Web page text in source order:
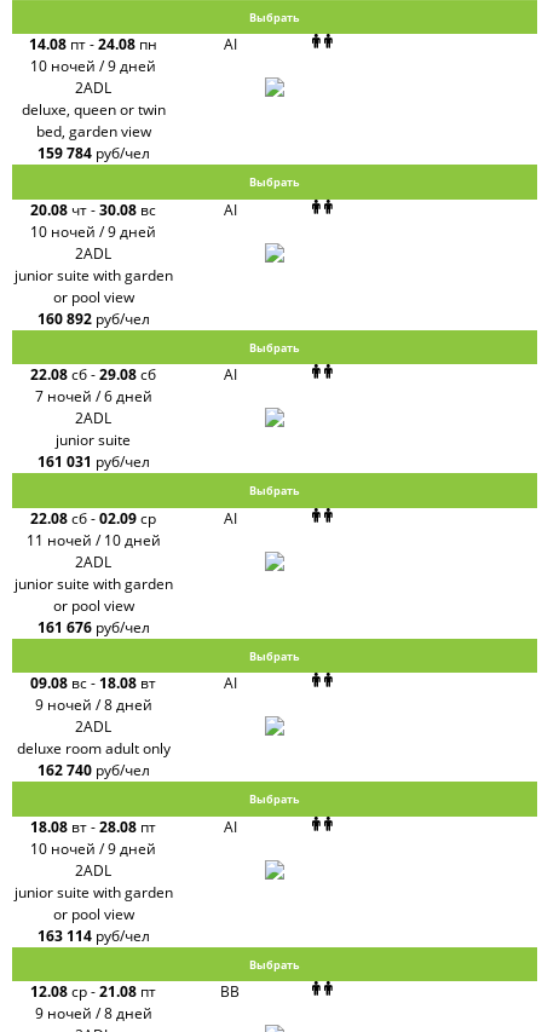
Выбрать
14.08 пт-24.08 пн
10 ночей / 9 дней
AI
2ADL
deluxe, queen or twin
bed, garden view
159 784 руб/чел
Выбрать
20.08 чт-30.08 вс
10 ночей / 9 дней
AI
2ADL
junior suite with garden
or pool view
160 892 руб/чел
Выбрать
22.08сб-29.08сб
7 ночей / 6 дней
AI
2ADL
junior suite
161 031 руб/чел
Выбрать
22.08сб-02.09ср
11 ночей / 10 дней
AI
2ADL
junior suite with garden
or pool view
161 676 руб/чел
Выбрать
09.08 вс- 18.08 вт
9 ночей / 8 дней
AI
2ADL
deluxe room adult only
162 740 руб/чел
Выбрать
18.08 вт-28.08 пт
10 ночей / 9 дней
AI
2ADL
junior suite with garden
or pool view
163 114 руб/чел
Выбрать
12.08ср-21.08 пт
9 ночей / 8 дней
BB